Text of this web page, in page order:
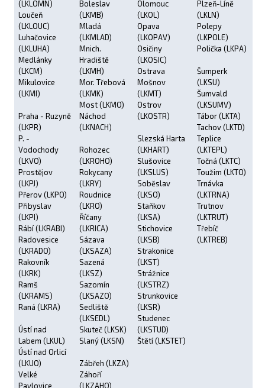
(LKLOMN)
Loučeň
(LKLOUC)
Luhačovice
(LKLUHA)
Medlánky
(LKCM)
Mikulovice
(LKMI)
Praha - Ruzyně
(LKPR)
P. -
Vodochody
(LKVO)
Prostějov
(LKPJ)
Přerov (LKPO)
Přibyslav
(LKPI)
Rábí (LKRABI)
Radovesice
(LKRADO)
Rakovník
(LKRK)
Ramš
(LKRAMS)
Raná (LKRA)
Ústí nad
Labem (LKUL)
Ústí nad Orlicí
(LKUO)
Velké
Pavlovice
Boleslav
(LKMB)
Mladá
(LKMLAD)
Mnich.
Hradiště
(LKMH)
Mor. Třebová
(LKMK)
Most (LKMO)
Náchod
(LKNACH)
Rohozec
(LKROHO)
Rokycany
(LKRY)
Roudnice
(LKRO)
Říčany
(LKRICA)
Sázava
(LKSAZA)
Sazená
(LKSZ)
Sazomín
(LKSAZO)
Sedliště
(LKSEDL)
Skuteč (LKSK)
Slaný (LKSN)
Zábřeh (LKZA)
Záhoří
(LKZAHO)
Olomouc
(LKOL)
Opava
(LKOPAV)
Osičiny
(LKOSIC)
Ostrava
Mošnov
(LKMT)
Ostrov
(LKOSTR)
Slezská Harta
(LKHART)
Slušovice
(LKSLUS)
Soběslav
(LKSO)
Staňkov
(LKSA)
Stichovice
(LKSB)
Strakonice
(LKST)
Strážnice
(LKSTRZ)
Strunkovice
(LKSR)
Studenec
(LKSTUD)
Štětí (LKSTET)
Plzeň-Líně
(LKLN)
Polepy
(LKPOLE)
Polička (LKPA)
Šumperk
(LKSU)
Šumvald
(LKSUMV)
Tábor (LKTA)
Tachov (LKTD)
Teplice
(LKTEPL)
Točná (LKTC)
Toužim (LKTO)
Trnávka
(LKTRNA)
Trutnov
(LKTRUT)
Třebíč
(LKTREB)